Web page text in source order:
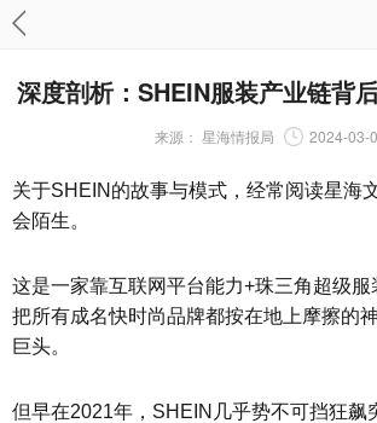
深度剖析：SHEIN服装产业链背
来源： 星海情报局 2024-03-
关于SHEIN的故事与模式，经常阅读星海
会陌生。
这是一家靠互联网平台能力+珠三角超级服
把所有成名快时尚品牌都按在地上摩擦的
巨头。
但早在2021年，SHEIN几乎势不可挡狂飙